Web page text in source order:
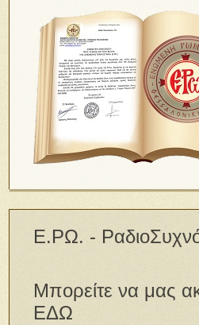
Ε.ΡΩ. -
Μπορείτε να μας
ΕΔΩ